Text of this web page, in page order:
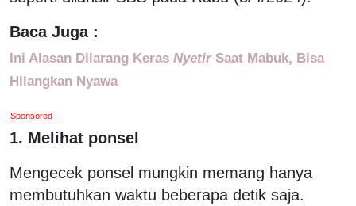
Baca Juga :
Ini Alasan Dilarang Keras Nyetir Saat Mabuk, Bisa
Hilangkan Nyawa
Sponsored
1. Melihat ponsel
Mengecek ponsel mungkin memang hanya
membutuhkan waktu beberapa detik saja.